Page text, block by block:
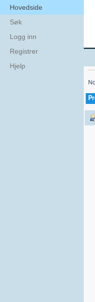
Hovedside
Søk
Logg inn
Registrer
Hjelp